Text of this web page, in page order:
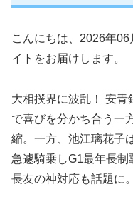
こんにちは、2026年
イトをお届けします。
大相撲界に波乱！ 安
で喜びを分かち合う一
縮。一方、池江璃花子
急遽騎乗しG1最年長
長友の神対応も話題に。